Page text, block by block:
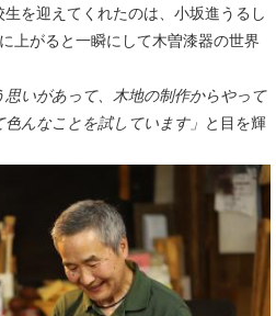
を迎えてくれたのは、小坂進うるし
上がると一瞬にして木曽漆器の世界
思いがあって、木地の制作からやって
んなことを試しています」 と目を輝